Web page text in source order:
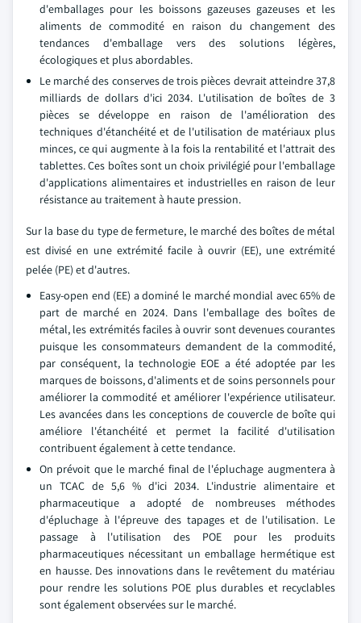
d'emballages pour les boissons gazeuses gazeuses et les
aliments de commodité en raison du changement des
tendances d'emballage vers des solutions légères,
écologiques et plus abordables.
Le marché des conserves de trois pièces devrait atteindre 37,8
milliards de dollars d'ici 2034. L'utilisation de boîtes de 3
pièces se développe en raison de l'amélioration des
techniques d'étanchéité et de l'utilisation de matériaux plus
minces, ce qui augmente à la fois la rentabilité et l'attrait des
tablettes. Ces boîtes sont un choix privilégié pour l'emballage
d'applications alimentaires et industrielles en raison de leur
résistance au traitement à haute pression.
Sur la base du type de fermeture, le marché des boîtes de métal
est divisé en une extrémité facile à ouvrir (EE), une extrémité
pelée (PE) et d'autres.
Easy-open end (EE) a dominé le marché mondial avec 65% de
part de marché en 2024. Dans l'emballage des boîtes de
métal, les extrémités faciles à ouvrir sont devenues courantes
puisque les consommateurs demandent de la commodité,
par conséquent, la technologie EOE a été adoptée par les
marques de boissons, d'aliments et de soins personnels pour
améliorer la commodité et améliorer l'expérience utilisateur.
Les avancées dans les conceptions de couvercle de boîte qui
améliore l'étanchéité et permet la facilité d'utilisation
contribuent également à cette tendance.
On prévoit que le marché final de l'épluchage augmentera à
un TCAC de 5,6 % d'ici 2034. L'industrie alimentaire et
pharmaceutique a adopté de nombreuses méthodes
d'épluchage à l'épreuve des tapages et de l'utilisation. Le
passage à l'utilisation des POE pour les produits
pharmaceutiques nécessitant un emballage hermétique est
en hausse. Des innovations dans le revêtement du matériau
pour rendre les solutions POE plus durables et recyclables
sont également observées sur le marché.